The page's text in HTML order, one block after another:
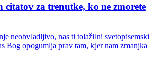
citatov za trenutke, ko ne zmorete
neobvladljivo, nas ti tolažilni svetopisemski
Bog opogumlja prav tam, kjer nam zmanjka